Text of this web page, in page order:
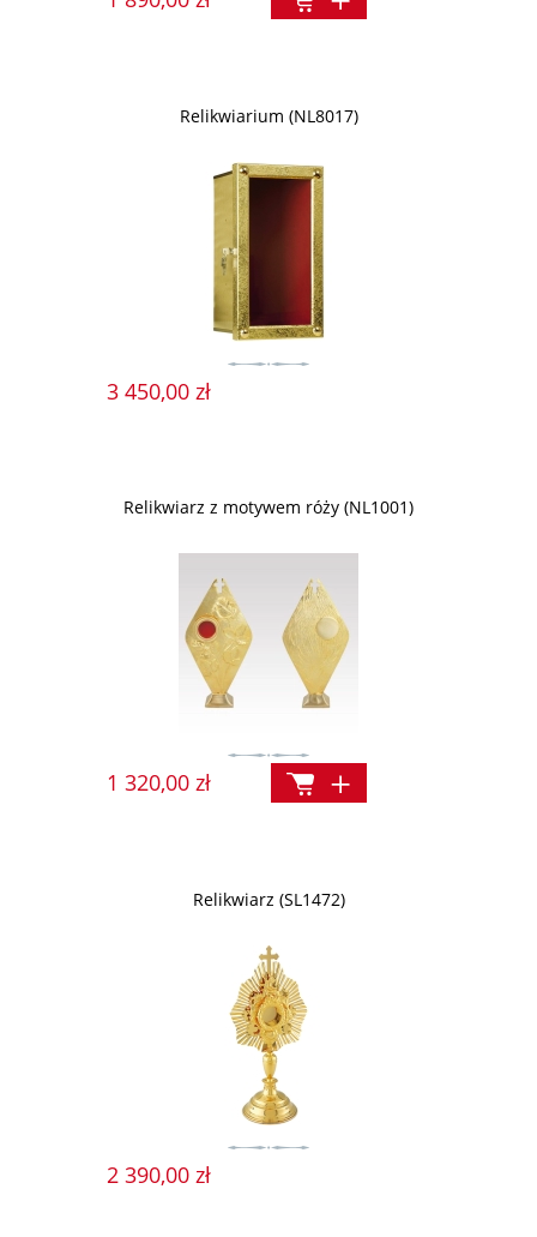
Relikwiarium (NL8017)
3 450,00 zł
Relikwiarz z motywem róży (NL1001)
1 320,00 zł
Relikwiarz (SL1472)
2 390,00 zł